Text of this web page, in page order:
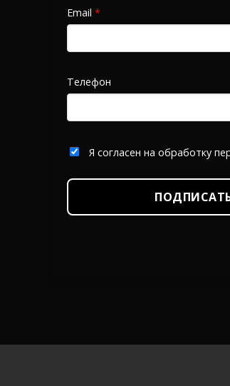
Email *
Телефон
Я согласен на обработку